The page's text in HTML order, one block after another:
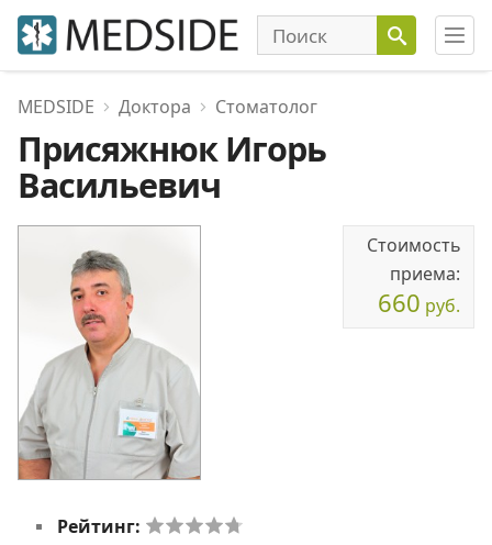
MEDSIDE Доктора Стоматолог
Присяжнюк Игорь
Васильевич
Стоимость
приема:
660 руб.
Рейтинг: